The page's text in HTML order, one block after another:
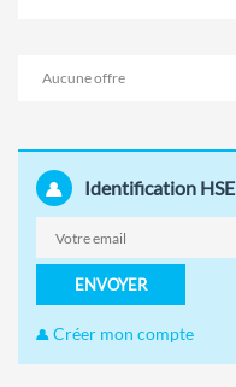
Aucune offre
Identification HSE
ENVOYER
Créer mon compte